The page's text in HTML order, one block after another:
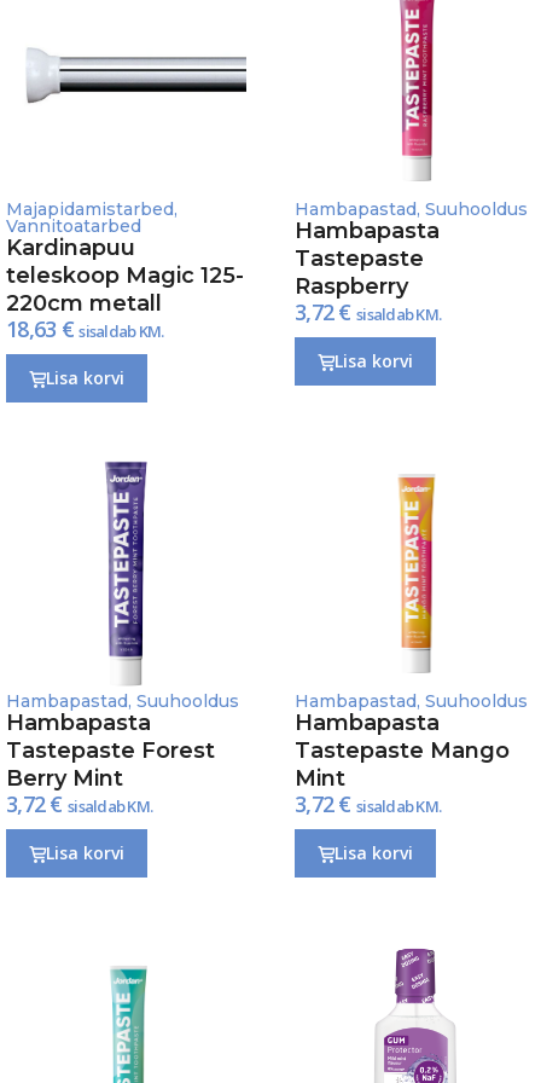
Majapidamistarbed,
Vannitoatarbed
Kardinapuu
teleskoop Magic 125-
220cm metall
18,63 € sisaldab KM.
Lisa korvi
Hambapastad, Suuhooldus
Hambapasta
Tastepaste
Raspberry
3,72€ sisaldab KM.
Lisa korvi
Hambapastad, Suuhooldus
Hambapasta
Tastepaste Forest
Berry Mint
3,72€ sisaldab KM.
Lisa korvi
Hambapastad, Suuhooldus
Hambapasta
Tastepaste Mango
Mint
3,72€ sisaldab KM.
Lisa korvi